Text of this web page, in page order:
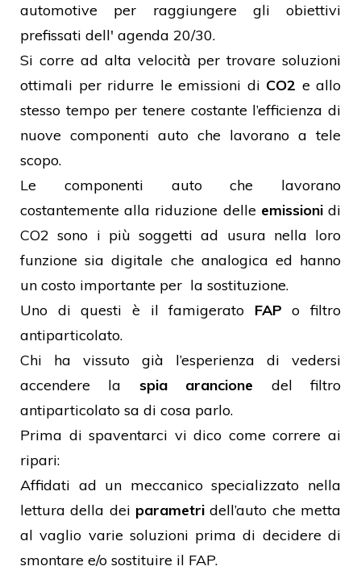
automotive per raggiungere gli obiettivi
prefissati dell' agenda 20/30.
Si corre ad alta velocità per trovare soluzioni
ottimali per ridurre le emissioni di CO2 e allo
stesso tempo per tenere costante l’efficienza di
nuove componenti auto che lavorano a tele
scopo.
Le componenti auto che lavorano
costantemente alla riduzione delle emissionidi
CO2 sono i più soggetti ad usura nella loro
funzione sia digitale che analogica ed hanno
un costo importante per la sostituzione.
Uno di questi è il famigerato FAPo filtro
antiparticolato.
Chi ha vissuto già l’esperienza di vedersi
accendere la spia arancione del filtro
antiparticolato sa di cosa parlo.
Prima di spaventarci vi dico come correre ai
ripari:
Affidati ad un meccanico specializzato nella
lettura della dei parametri dell’auto che metta
al vaglio varie soluzioni prima di decidere di
smontare e/o sostituire il FAP.